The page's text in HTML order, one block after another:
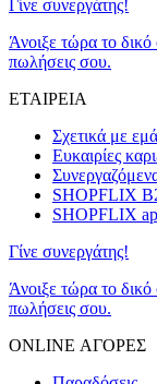
Γίνε συνεργάτης!
Άνοιξε τώρα το
πωλήσεις σου.
ΕΤΑΙΡΕΙΑ
Σχετικά με
Ευκαιρίες
SHOPFLIX
SHOPFLIX
Γίνε συνεργάτης!
Άνοιξε τώρα το
πωλήσεις σου.
ONLINE ΑΓΟΡΕΣ